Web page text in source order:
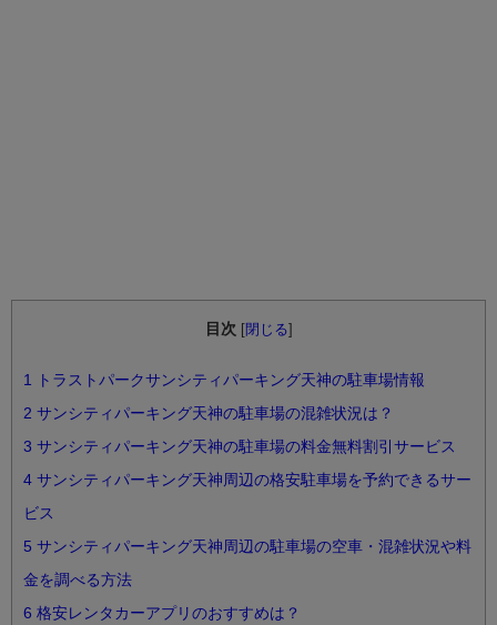
目次 閉じる
1 トラストパークサンシティパーキング天神の駐車場情報
2 サンシティパーキング天神の駐車場の混雑状況は？
3 サンシティパーキング天神の駐車場の料金無料割引サービス
4 サンシティパーキング天神周辺の格安駐車場を予約できるサー
ビス
5 サンシティパーキング天神周辺の駐車場の空車・混雑状況や料
金を調べる方法
6 格安レンタカーアプリのおすすめは？